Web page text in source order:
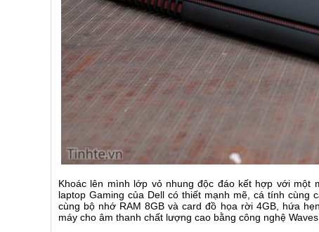
Khoác lên mình lớp vỏ nhung độc đáo kết hợp với một
laptop Gaming của Dell có thiết mạnh mẽ, cá tính
cùng bộ nhớ RAM 8GB và card đồ họa rời 4GB, hứa
máy cho âm thanh chất lượng cao bằng công nghệ